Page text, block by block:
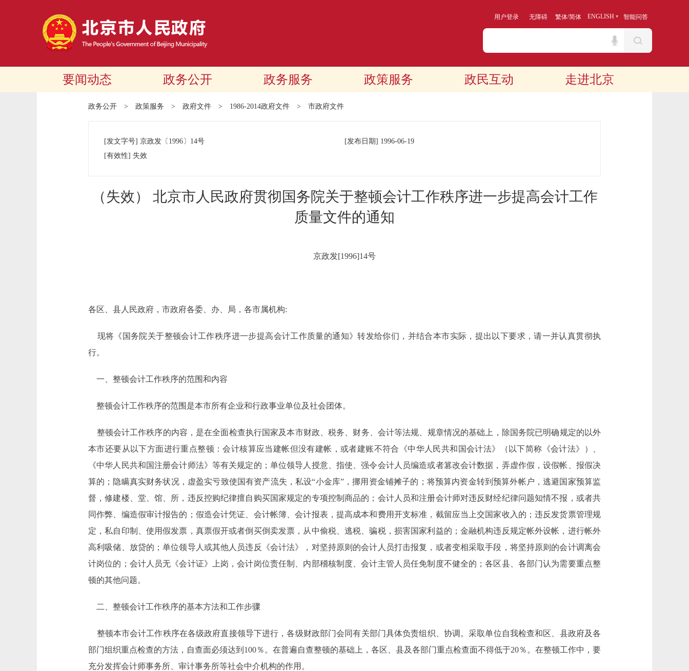
用户登录 无障碍 繁体/简体 ENGLISH 智能问答
要闻动态 政务公开 政务服务 政策服务 政民互动 走进北京
政务公开 > 政策服务 > 政府文件 > 1986-2014政府文件 > 市政府文件
[发文字号] 京政发 〔1996〕 14号 [发布日期] 1996-06-19
[有效性] 失效
（失效） 北京市人民政府贯彻国务院关于整顿会计工作秩序进一步提高会计工作
质量文件的通知
京政发[1996]14号
各区、县人民政府，市政府各委、办、局，各市属机构:
现将《国务院关于整顿会计工作秩序进一步提高会计工作质量的通知》转发给你们，并结合本市实际，提出以下要求，请一并认真贯彻执
行。
一、整顿会计工作秩序的范围和内容
整顿会计工作秩序的范围是本市所有企业和行政事业单位及社会团体。
整顿会计工作秩序的内容，是在全面检查执行国家及本市财政、税务、财务、会计等法规、规章情况的基础上，除国务院已明确规定的以外
本市还要从以下方面进行重点整顿：会计核算应当建帐但没有建帐，或者建账不符合《中华人民共和国会计法》（以下简称《会计法》）、
《中华人民共和国注册会计师法》等有关规定的；单位领导人授意、指使、强令会计人员编造或者篡改会计数据，弄虚作假，设假帐、报假决
算的；隐瞒真实财务状况，虚盈实亏致使国有资产流失，私设“小金库”，挪用资金铺摊子的；将预算内资金转到预算外帐户，逃避国家预算监
督，修建楼、堂、馆、所，违反控购纪律擅自购买国家规定的专项控制商品的；会计人员和注册会计师对违反财经纪律问题知情不报，或者共
同作弊、编造假审计报告的；假造会计凭证、会计帐簿、会计报表，提高成本和费用开支标准，截留应当上交国家收入的；违反发货票管理规
定，私自印制、使用假发票，真票假开或者倒买倒卖发票，从中偷税、逃税、骗税，损害国家利益的；金融机构违反规定帐外设帐，进行帐外
高利吸储、放贷的；单位领导人或其他人员违反《会计法》，对坚持原则的会计人员打击报复，或者变相采取手段，将坚持原则的会计调离会
计岗位的；会计人员无《会计证》上岗，会计岗位责任制、内部稽核制度、会计主管人员任免制度不健全的；各区县、各部门认为需要重点整
顿的其他问题。
二、整顿会计工作秩序的基本方法和工作步骤
整顿本市会计工作秩序在各级政府直接领导下进行，各级财政部门会同有关部门具体负责组织、协调。采取单位自我检查和区、县政府及各
部门组织重点检查的方法，自查面必须达到100％。在普遍自查整顿的基础上，各区、县及各部门重点检查面不得低于20％。在整顿工作中，要
充分发挥会计师事务所、审计事务所等社会中介机构的作用。